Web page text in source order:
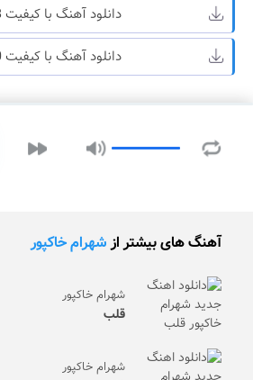
دانلود آهنگ با کیفیت 128
دانلود آهنگ با کیفیت 320
آهنگ های بیشتر ازشهرام خاکپور
شهرام خاکپور
قلب
شهرام خاکپور